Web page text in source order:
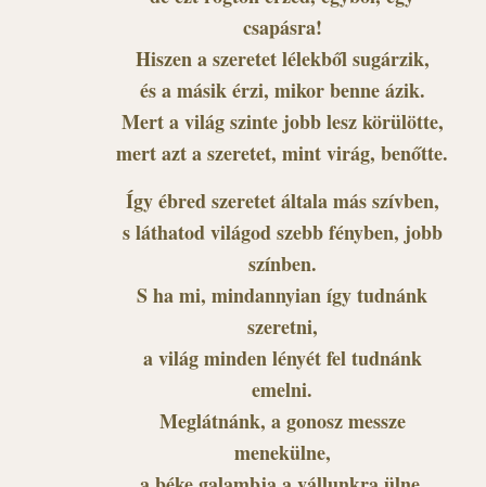
csapásra!
Hiszen a szeretet lélekből sugárzik,
és a másik érzi, mikor benne ázik.
Mert a világ szinte jobb lesz körülötte,
mert azt a szeretet, mint virág, benőtte.
Így ébred szeretet általa más szívben,
s láthatod világod szebb fényben, jobb
színben.
S ha mi, mindannyian így tudnánk
szeretni,
a világ minden lényét fel tudnánk
emelni.
Meglátnánk, a gonosz messze
menekülne,